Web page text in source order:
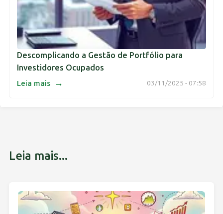
Descomplicando a Gestão de Portfólio para
Investidores Ocupados
03/11/2025 - 07:58
Leia mais →
Leia mais...